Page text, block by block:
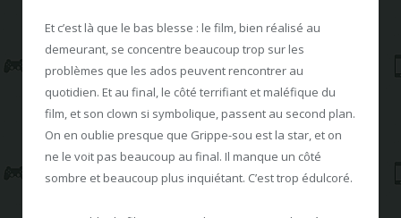
Et c’est là que le bas blesse : le film, bien réalisé au
demeurant, se concentre beaucoup trop sur les
problèmes que les ados peuvent rencontrer au
quotidien. Et au final, le côté terrifiant et maléfique du
film, et son clown si symbolique, passent au second plan.
On en oublie presque que Grippe-sou est la star, et on
ne le voit pas beaucoup au final. Il manque un côté
sombre et beaucoup plus inquiétant. C’est trop édulcoré.